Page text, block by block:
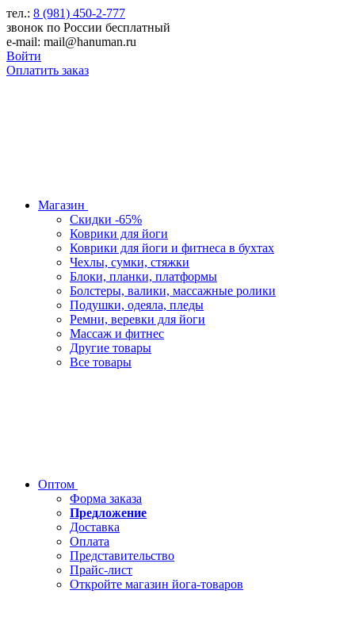
тел.: 8 (981) 450-2-777
звонок по России бесплатный
e-mail: mail@hanuman.ru
Войти
Оплатить заказ
Магазин
Скидки -65%
Коврики для йоги
Коврики для йоги и фитнеса в бухтах
Чехлы, сумки, стяжки
Блоки, планки, платформы
Болстеры, валики, массажные ролики
Подушки, одеяла, пледы
Ремни, веревки для йоги
Массаж и фитнес
Другие товары
Все товары
Оптом
Форма заказа
Предложение
Доставка
Оплата
Представительство
Прайс-лист
Откройте магазин йога-товаров